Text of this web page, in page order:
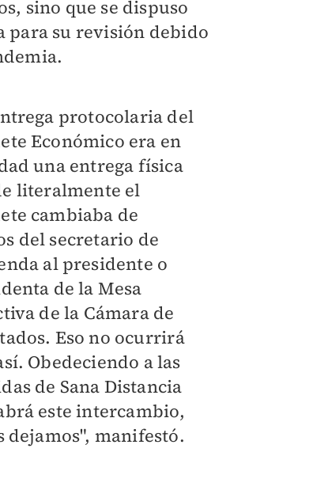
sino que se dispuso
para su revisión debido
protocolaria del
Económico era en
una entrega física
literalmente el
cambiaba de
del secretario de
al presidente o
de la Mesa
de la Cámara de
Eso no ocurrirá
Obedeciendo a las
de Sana Distancia
este intercambio,
dejamos", manifestó.